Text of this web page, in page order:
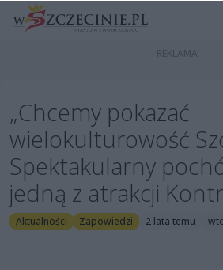
„Chcemy pokazać
wielokulturowość
Spektakularny
jedną z atrakcji
Aktualności Zapowiedzi 2 lata temu